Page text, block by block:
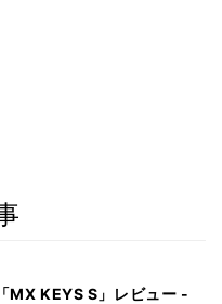
MX KEYS S」レビュー -